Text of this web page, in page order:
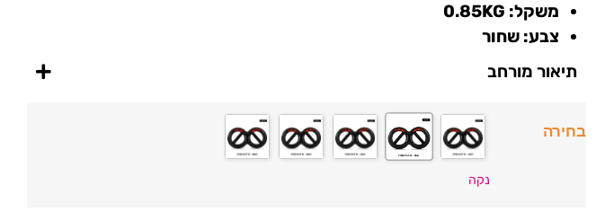
משקל: 0.85KG
צבע: שחור
תיאור מורחב
בחירה
נקה